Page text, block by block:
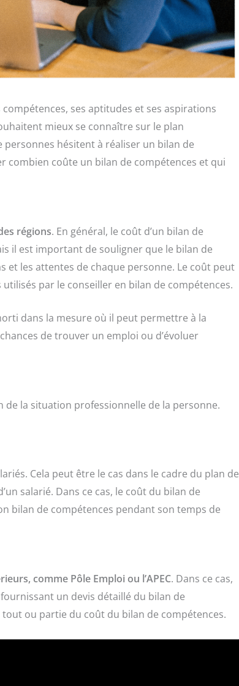
ses aptitudes et ses aspirations
mieux se connaître sur le plan
hésitent à réaliser un bilan de
combien coûte un bilan de compétences et qui
régions. En général, le coût d’un bilan de
il est important de souligner que le bilan de
et les attentes de chaque personne. Le coût peut
par le conseiller en bilan de compétences.
dans la mesure où il peut permettre à la
de trouver un emploi ou d’évoluer
de la situation professionnelle de la personne.
Cela peut être le cas dans le cadre du plan de
salarié. Dans ce cas, le coût du bilan de
bilan de compétences pendant son temps de
comme Pôle Emploi ou l’APEC. Dans ce cas,
un devis détaillé du bilan de
ou partie du coût du bilan de compétences.